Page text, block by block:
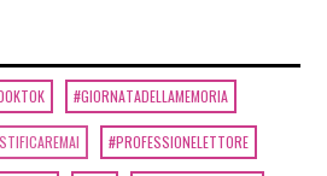
#GIORNATADELLAMEMORIA
#PROFESSIONELETTORE